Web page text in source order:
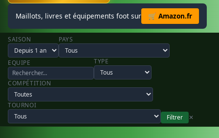
Maillots, livres et équipements foot sur 🛒 Amazon.fr
SAISON PAYS
EQUIPE TYPE
COMPÉTITION
TOURNOI
Filtrer
✕